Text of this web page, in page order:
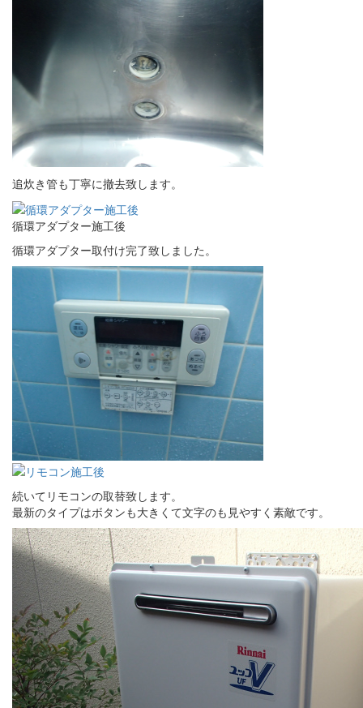
追炊き管も丁寧に撤去致します。
循環アダプター施工後
循環アダプター取付け完了致しました。
続いてリモコンの取替致します。
最新のタイプはボタンも大きくて文字のも見やすく素敵です。